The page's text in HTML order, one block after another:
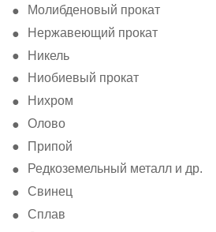
Молибденовый прокат
Нержавеющий прокат
Никель
Ниобиевый прокат
Нихром
Олово
Припой
Редкоземельный металл и др.
Свинец
Сплав